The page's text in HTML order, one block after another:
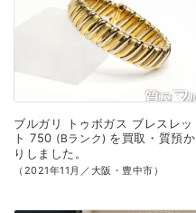
ブルガリ トゥボガス ブレスレッ
ト 750 Bランク を買取・質預か
り しました。
（2021年11月／大阪・豊中市）